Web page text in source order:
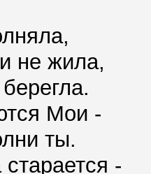
не жила,
Мои -
ты.
-